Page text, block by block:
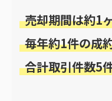
売却期間は約1
毎年約1件の成
合計取引件数5